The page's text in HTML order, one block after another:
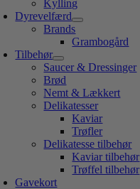
Kylling
Dyrevelfærd
Brands
Grambogård
Tilbehør
Saucer & Dressinger
Brød
Nemt & Lækkert
Delikatesser
Kaviar
Trøfler
Delikatesse tilbehør
Kaviar tilbehør
Trøffel tilbehør
Gavekort